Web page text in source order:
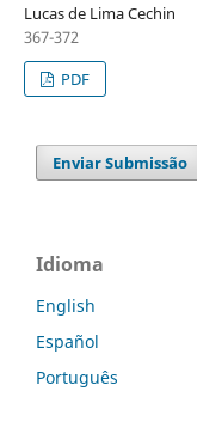
Lucas de Lima Cechin
367-372
PDF
Enviar Submissão
Idioma
English
Español
Português